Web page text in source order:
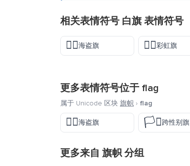
相关表情符号 白旗 表情符号
🏴‍☠️海盗旗 🏳️‍🌈彩虹旗
更多表情符号位于 flag
属于 Unicode 区块 旗帜 › flag
🏴‍☠️海盗旗 🏳️‍⚧️跨性别旗
更多来自 旗帜分组